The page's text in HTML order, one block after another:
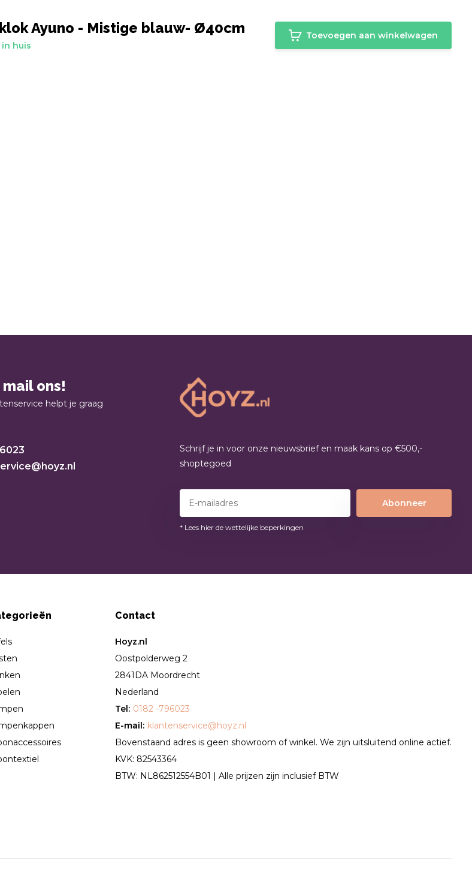
Ayuno - Mistige blauw- Ø40cm
huis
Toevoegen aan winkelwagen
ons!
helpt je graag
Schrijf je in voor onze nieuwsbrief en maak kans op €500,-
shoptegoed
Abonneer
* Lees hier de wettelijke beperkingen
Contact
Hoyz.nl
Oostpolderweg 2
2841DA Moordrecht
Nederland
Tel: 0182 -796023
E-mail: klantenservice@hoyz.nl
Bovenstaand adres is geen showroom of winkel. We zijn uitsluitend online actief.
KVK: 82543364
BTW: NL862512554B01 | Alle prijzen zijn inclusief BTW